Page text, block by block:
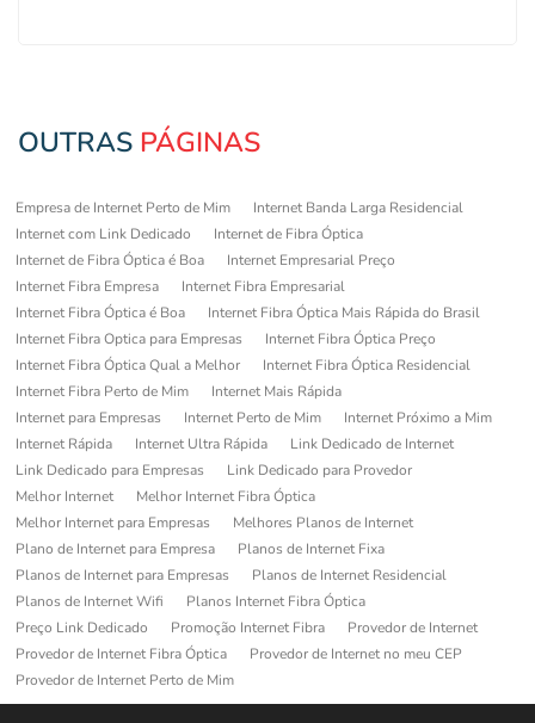
OUTRAS PÁGINAS
Empresa de Internet Perto de Mim
Internet Banda Larga Residencial
Internet com Link Dedicado
Internet de Fibra Óptica
Internet de Fibra Óptica é Boa
Internet Empresarial Preço
Internet Fibra Empresa
Internet Fibra Empresarial
Internet Fibra Óptica é Boa
Internet Fibra Óptica Mais Rápida do Brasil
Internet Fibra Optica para Empresas
Internet Fibra Óptica Preço
Internet Fibra Óptica Qual a Melhor
Internet Fibra Óptica Residencial
Internet Fibra Perto de Mim
Internet Mais Rápida
Internet para Empresas
Internet Perto de Mim
Internet Próximo a Mim
Internet Rápida
Internet Ultra Rápida
Link Dedicado de Internet
Link Dedicado para Empresas
Link Dedicado para Provedor
Melhor Internet
Melhor Internet Fibra Óptica
Melhor Internet para Empresas
Melhores Planos de Internet
Plano de Internet para Empresa
Planos de Internet Fixa
Planos de Internet para Empresas
Planos de Internet Residencial
Planos de Internet Wifi
Planos Internet Fibra Óptica
Preço Link Dedicado
Promoção Internet Fibra
Provedor de Internet
Provedor de Internet Fibra Óptica
Provedor de Internet no meu CEP
Provedor de Internet Perto de Mim